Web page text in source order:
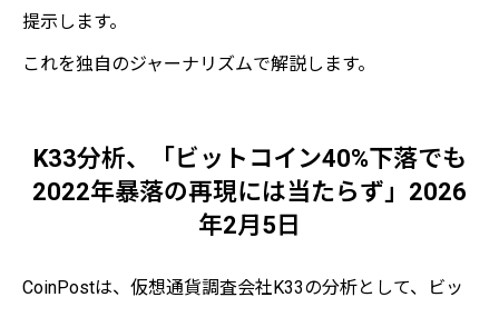
提示します。
これを独自のジャーナリズムで解説します。
K33分析、「ビットコイン40%下落でも
2022年暴落の再現には当たらず」2026
年2月5日
CoinPostは、仮想通貨調査会社K33の分析として、ビッ